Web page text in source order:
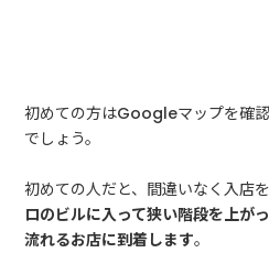
初めての方はGoogleマップを確
でしょう。
初めての人だと、間違いなく入店
ロのビルに入って狭い階段を上が
流れるお店に到着します。